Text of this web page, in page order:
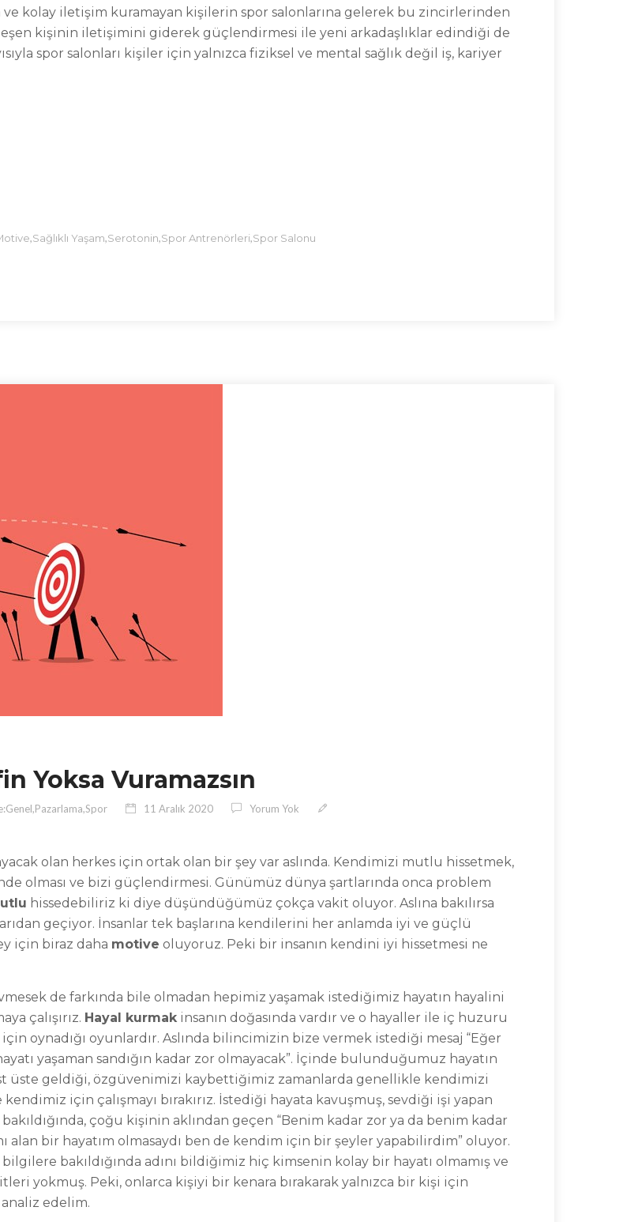
ve kolay iletişim kuramayan kişilerin spor salonlarına gelerek bu zincirlerinden
kişinin iletişimini giderek güçlendirmesi ile yeni arkadaşlıklar edindiği de
spor salonları kişiler için yalnızca fiziksel ve mental sağlık değil iş, kariyer
,Sağlıklı Yaşam,Serotonin,Spor Antrenörleri,Spor Salonu
Yoksa Vuramazsın
Genel,Pazarlama,Spor 11 Aralık 2020 Yorum Yok
olan herkes için ortak olan bir şey var aslında. Kendimizi mutlu hissetmek,
olması ve bizi güçlendirmesi. Günümüz dünya şartlarında onca problem
hissedebiliriz ki diye düşündüğümüz çokça vakit oluyor. Aslına bakılırsa
geçiyor. İnsanlar tek başlarına kendilerini her anlamda iyi ve güçlü
için biraz daha motive oluyoruz. Peki bir insanın kendini iyi hissetmesi ne
de farkında bile olmadan hepimiz yaşamak istediğimiz hayatın hayalini
çalışırız. Hayal kurmakinsanın doğasında vardır ve o hayaller ile iç huzuru
oynadığı oyunlardır. Aslında bilincimizin bize vermek istediği mesaj “Eğer
yaşaman sandığın kadar zor olmayacak”. İçinde bulunduğumuz hayatın
üste geldiği, özgüvenimizi kaybettiğimiz zamanlarda genellikle kendimizi
için çalışmayı bırakırız. İstediği hayata kavuşmuş, sevdiği işi yapan
bakıldığında, çoğu kişinin aklından geçen “Benim kadar zor ya da benim kadar
alan bir hayatım olmasaydı ben de kendim için bir şeyler yapabilirdim” oluyor.
bakıldığında adını bildiğimiz hiç kimsenin kolay bir hayatı olmamış ve
yokmuş. Peki, onlarca kişiyi bir kenara bırakarak yalnızca bir kişi için
edelim.